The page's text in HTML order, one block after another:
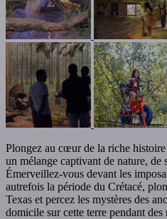
Plongez au cœur de la riche
un mélange captivant de nature, de
Émerveillez-vous devant les
autrefois la période du Crétacé,
Texas et percez les mystères des
domicile sur cette terre pendant des